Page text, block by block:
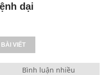
dại
BÀI VIẾT
Bình luận nhiều